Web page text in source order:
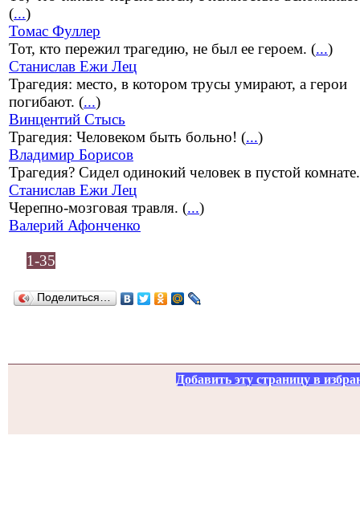
(...)
Томас Фуллер
Тот, кто пережил трагедию, не был ее героем. (...)
Станислав Ежи Лец
Трагедия: место, в котором трусы умирают, а герои
погибают. (...)
Винцентий Стысь
Трагедия: Человеком быть больно! (...)
Владимир Борисов
Трагедия? Сидел одинокий человек в пустой
Станислав Ежи Лец
Черепно-мозговая травля. (...)
Валерий Афонченко
1-35
Поделиться…
Добавить эту страницу в